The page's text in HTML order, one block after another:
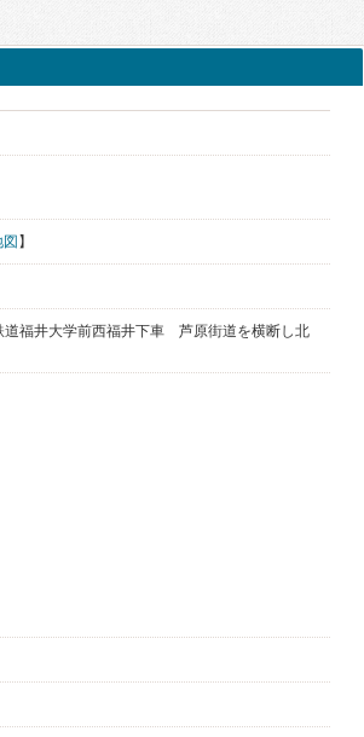
】
道福井大学前西福井下車 芦原街道を横断し北